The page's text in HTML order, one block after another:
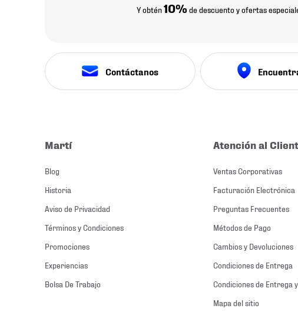
Y obtén10% de descuento y ofertas
Contáctanos
Martí
Blog
Historia
Aviso de Privacidad
Términos y Condiciones
Promociones
Experiencias
Bolsa De Trabajo
Atención al
Ventas Corporativas
Facturación Electrónica
Preguntas Frecuentes
Métodos de Pago
Cambios y Devoluciones
Condiciones de Entrega
Condiciones de Entrega
Mapa del sitio